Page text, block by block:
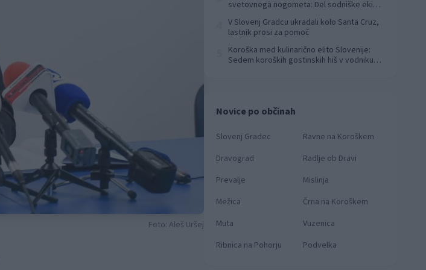
Foto: Aleš Uršej
svetovnega nogometa: Del sodniške ekipe
V Slovenj Gradcu ukradali kolo Santa Cruz,
lastnik prosi za pomoč
Koroška med kulinarično elito Slovenije:
Sedem koroških gostinskih hiš v vodniku
Novice po občinah
Slovenj Gradec
Ravne na Koroškem
Dravograd
Radlje ob Dravi
Prevalje
Mislinja
Mežica
Črna na Koroškem
Muta
Vuzenica
Ribnica na Pohorju
Podvelka